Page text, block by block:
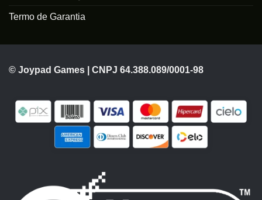
Termo de Garantia
© Joypad Games | CNPJ 64.388.089/0001-98